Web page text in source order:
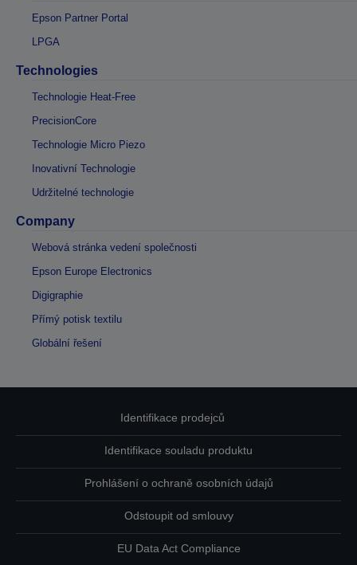
Epson Partner Portal
LPGA
Technologies
Technologie Heat-Free
PrecisionCore
Technologie Micro Piezo
Inovativní Technologie
Udržitelné technologie
Company
Webová stránka vedení společnosti
Epson Europe Electronics
Digigraphie
Přímý potisk textilu
Globální řešení
Identifikace prodejců
Identifikace souladu produktu
Prohlášení o ochraně osobních údajů
Odstoupit od smlouvy
EU Data Act Compliance